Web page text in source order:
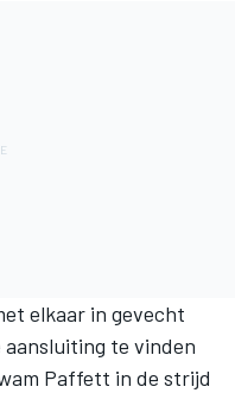
elkaar in gevecht
te vinden
Paffett in de strijd